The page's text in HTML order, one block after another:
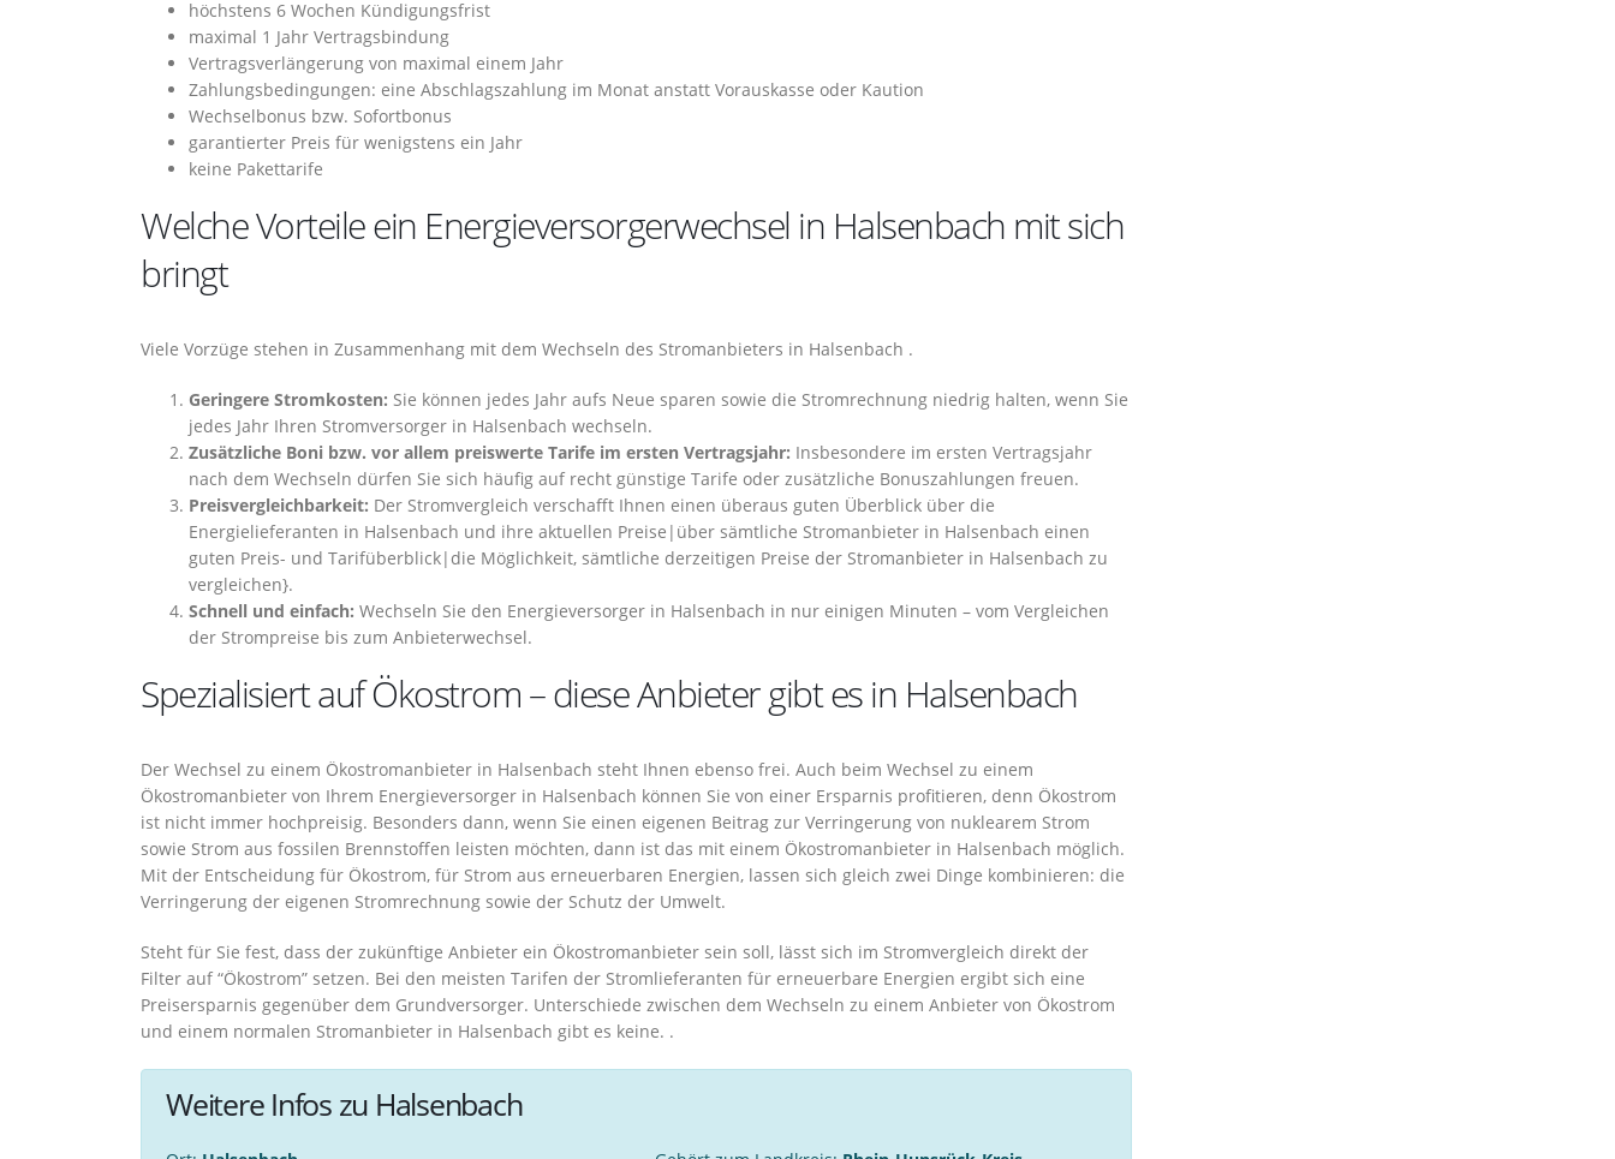
höchstens 6 Wochen Kündigungsfrist
maximal 1 Jahr Vertragsbindung
Vertragsverlängerung von maximal einem Jahr
Zahlungsbedingungen: eine Abschlagszahlung im Monat anstatt Vorauskasse oder Kaution
Wechselbonus bzw. Sofortbonus
garantierter Preis für wenigstens ein Jahr
keine Pakettarife
Welche Vorteile ein Energieversorgerwechsel in Halsenbach mit sich
bringt
Viele Vorzüge stehen in Zusammenhang mit dem Wechseln des Stromanbieters in Halsenbach .
Geringere Stromkosten: Sie können jedes Jahr aufs Neue sparen sowie die Stromrechnung niedrig halten, wenn Sie
jedes Jahr Ihren Stromversorger in Halsenbach wechseln.
Zusätzliche Boni bzw. vor allem preiswerte Tarife im ersten Vertragsjahr: Insbesondere im ersten Vertragsjahr
nach dem Wechseln dürfen Sie sich häufig auf recht günstige Tarife oder zusätzliche Bonuszahlungen freuen.
Preisvergleichbarkeit: Der Stromvergleich verschafft Ihnen einen überaus guten Überblick über die
Energielieferanten in Halsenbach und ihre aktuellen Preise|über sämtliche Stromanbieter in Halsenbach einen
guten Preis- und Tarifüberblick|die Möglichkeit, sämtliche derzeitigen Preise der Stromanbieter in Halsenbach zu
vergleichen}.
Schnell und einfach: Wechseln Sie den Energieversorger in Halsenbach in nur einigen Minuten – vom Vergleichen
der Strompreise bis zum Anbieterwechsel.
Spezialisiert auf Ökostrom – diese Anbieter gibt es in Halsenbach
Der Wechsel zu einem Ökostromanbieter in Halsenbach steht Ihnen ebenso frei. Auch beim Wechsel zu einem
Ökostromanbieter von Ihrem Energieversorger in Halsenbach können Sie von einer Ersparnis profitieren, denn Ökostrom
ist nicht immer hochpreisig. Besonders dann, wenn Sie einen eigenen Beitrag zur Verringerung von nuklearem Strom
sowie Strom aus fossilen Brennstoffen leisten möchten, dann ist das mit einem Ökostromanbieter in Halsenbach möglich.
Mit der Entscheidung für Ökostrom, für Strom aus erneuerbaren Energien, lassen sich gleich zwei Dinge kombinieren: die
Verringerung der eigenen Stromrechnung sowie der Schutz der Umwelt.
Steht für Sie fest, dass der zukünftige Anbieter ein Ökostromanbieter sein soll, lässt sich im Stromvergleich direkt der
Filter auf “Ökostrom” setzen. Bei den meisten Tarifen der Stromlieferanten für erneuerbare Energien ergibt sich eine
Preisersparnis gegenüber dem Grundversorger. Unterschiede zwischen dem Wechseln zu einem Anbieter von Ökostrom
und einem normalen Stromanbieter in Halsenbach gibt es keine. .
Weitere Infos zu Halsenbach